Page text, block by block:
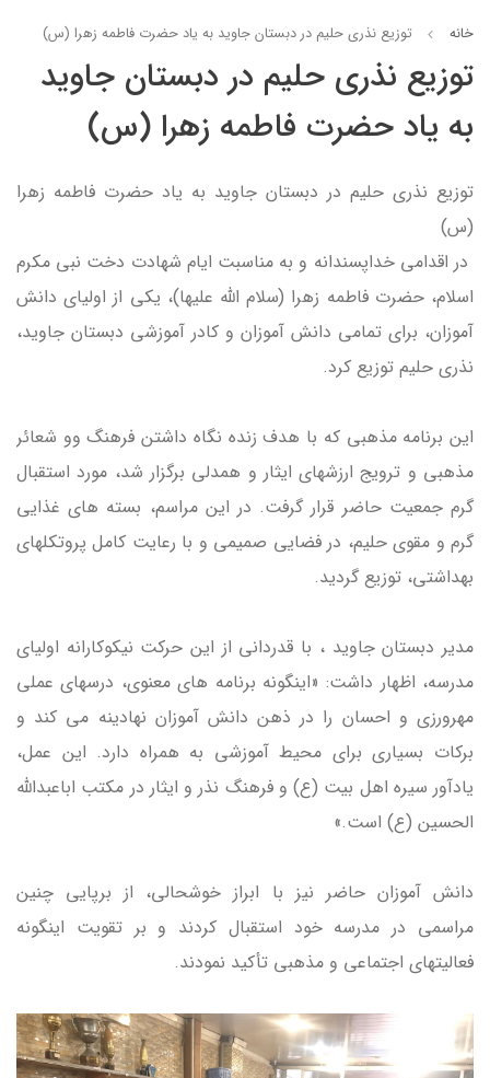
خانه توزیع نذری حلیم در دبستان جاوید به یاد حضرت فاطمه زهرا (س)
توزیع نذری حلیم در دبستان جاوید
به یاد حضرت فاطمه زهرا (س)
توزیع نذری حلیم در دبستان جاوید به یاد حضرت فاطمه زهرا
(س)
در اقدامی خداپسندانه و به مناسبت ایام شهادت دخت نبی مکرم
اسلام، حضرت فاطمه زهرا (سلام الله علیها)، یکی از اولیای دانش
آموزان، برای تمامی دانش آموزان و کادر آموزشی دبستان جاوید،
نذری حلیم توزیع کرد.
این برنامه مذهبی که با هدف زنده نگاه داشتن فرهنگ وو شعائر
مذهبی و ترویج ارزشهای ایثار و همدلی برگزار شد، مورد استقبال
گرم جمعیت حاضر قرار گرفت. در این مراسم، بسته های غذایی
گرم و مقوی حلیم، در فضایی صمیمی و با رعایت کامل پروتکلهای
بهداشتی، توزیع گردید.
مدیر دبستان جاوید ، با قدردانی از این حرکت نیکوکارانه اولیای
مدرسه، اظهار داشت: «اینگونه برنامه های معنوی، درسهای عملی
مهرورزی و احسان را در ذهن دانش آموزان نهادینه می کند و
برکات بسیاری برای محیط آموزشی به همراه دارد. این عمل،
یادآور سیره اهل بیت (ع) و فرهنگ نذر و ایثار در مکتب اباعبدالله
الحسین (ع) است.»
دانش آموزان حاضر نیز با ابراز خوشحالی، از برپایی چنین
مراسمی در مدرسه خود استقبال کردند و بر تقویت اینگونه
فعالیتهای اجتماعی و مذهبی تأکید نمودند.